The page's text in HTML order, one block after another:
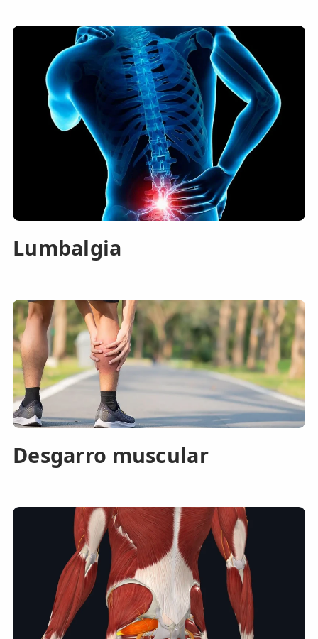
Lumbalgia
Desgarro muscular